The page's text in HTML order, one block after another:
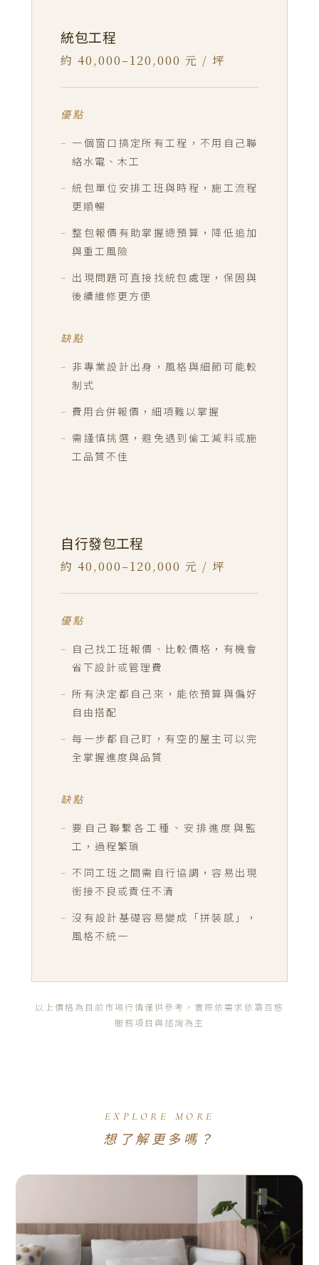
統包工程
約 40,000–120,000 元 / 坪
優點
一個窗口搞定所有工程，不用自己聯
絡水電、木工
統包單位安排工班與時程，施工流程
更順暢
整包報價有助掌握總預算，降低追加
與重工風險
出現問題可直接找統包處理，保固與
後續維修更方便
缺點
非專業設計出身，風格與細節可能較
制式
費用合併報價，細項難以掌握
需謹慎挑選，避免遇到偷工減料或施
工品質不佳
自行發包工程
約 40,000–120,000 元 / 坪
優點
自己找工班報價、比較價格，有機會
省下設計或管理費
所有決定都自己來，能依預算與偏好
自由搭配
每一步都自己盯，有空的屋主可以完
全掌握進度與品質
缺點
要自己聯繫各工種、安排進度與監
工，過程繁瑣
不同工班之間需自行協調，容易出現
銜接不良或責任不清
沒有設計基礎容易變成「拼裝感」，
風格不統一
以上價格為目前市場行情僅供參考，實際依需求依窩百態
服務項目與諮詢為主
EXPLORE MORE
想了解更多嗎？